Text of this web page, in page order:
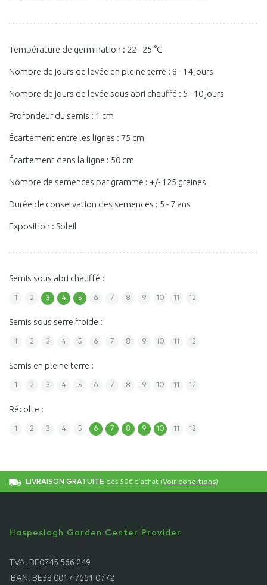
Température de germination : 22 - 25 °C
Nombre de jours de levée en pleine terre : 8 - 14 jours
Nombre de jours de levée sous abri chauffé : 5 - 10 jours
Profondeur du semis : 1 cm
Écartement entre les lignes : 75 cm
Écartement dans la ligne : 50 cm
Nombre de semences par gramme : +/- 125 graines
Durée de conservation des semences : 5 - 7 ans
Exposition : Soleil
Semis sous abri chauffé :
1 2 3 4 5 6 7 8 9 10 11 12
Semis sous serre froide :
1 2 3 4 5 6 7 8 9 10 11 12
Semis en pleine terre :
1 2 3 4 5 6 7 8 9 10 11 12
Récolte :
1 2 3 4 5 6 7 8 9 10 11 12
LIVRAISON GRATUITE dès 50€ d'achat (Voir conditions)
Haspeslagh Garden Center Provider
TVA. BE0745 566 249
IBAN. BE38 0017 7661 0772